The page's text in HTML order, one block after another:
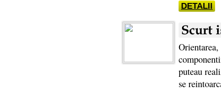
DETALII
puteau
se